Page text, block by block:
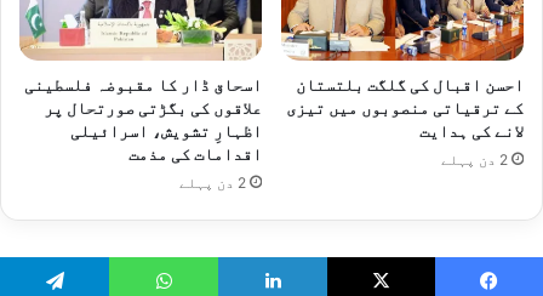
احسن اقبال کی گلگت بلتستان
کے ترقیاتی منصوبوں میں تیزی
لانے کی ہدایت
2 دن پہلے
اسحاق ڈار کا مقبوضہ فلسطینی
علاقوں کی بگڑتی صورتحال پر
اظہارِ تشویش، اسرائیلی
اقدامات کی مذمت
2 دن پہلے